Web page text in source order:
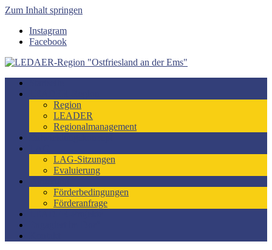
Zum Inhalt springen
Instagram
Facebook
LEDAER-Region "Ostfriesland an der Ems"
Förderzeitraum 2023-2027
Region
LEADER
Regionalmanagement
LAG-Sitzungen
Evaluierung
Förderbedingungen
Förderanfrage